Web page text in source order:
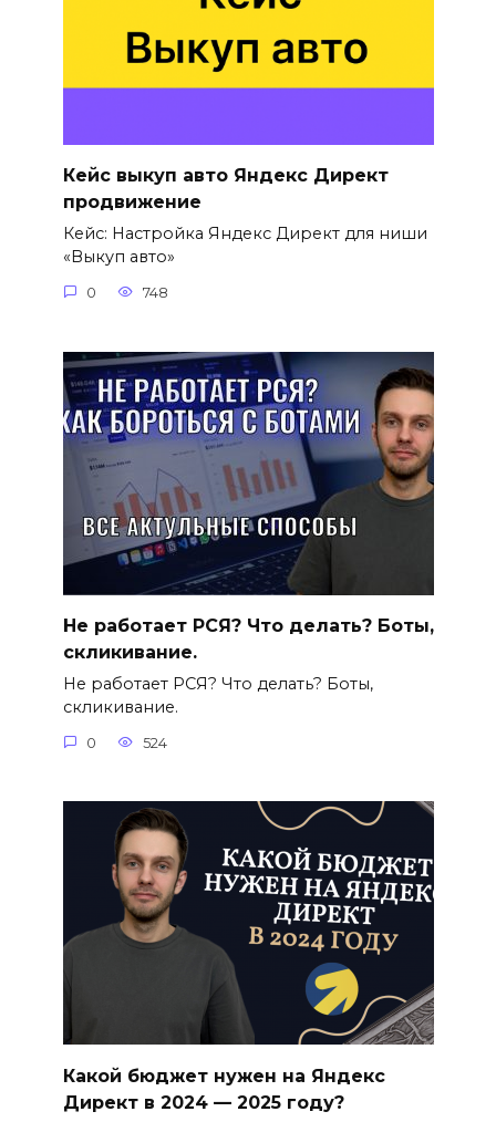
Кейс выкуп авто Яндекс Директ
продвижение
Кейс: Настройка Яндекс Директ для ниши
«Выкуп авто»
0 748
Не работает РСЯ? Что делать? Боты,
скликивание.
Не работает РСЯ? Что делать? Боты,
скликивание.
0 524
Какой бюджет нужен на Яндекс
Директ в 2024 — 2025 году?